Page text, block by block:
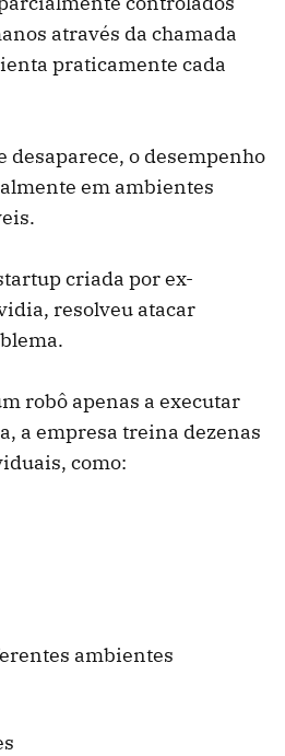
através da chamada
praticamente cada
desaparece, o desempenho
em ambientes
criada por ex-
resolveu atacar
robô apenas a executar
a empresa treina dezenas
como:
ambientes